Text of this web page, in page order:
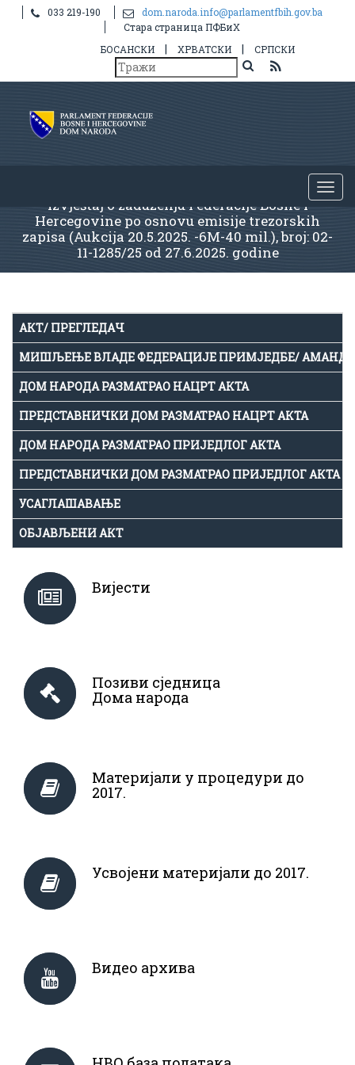
033 219-190
dom.naroda.info@parlamentfbih.gov.ba
Стара страница ПФБиХ
БОСАНСКИ
| ХРВАТСКИ | СРПСКИ
Izvještaj o zaduženju Federacije Bosne i
Hercegovine po osnovu emisije trezorskih
zapisa (Aukcija 20.5.2025. -6M-40 mil.), broj: 02-
11-1285/25 od 27.6.2025. godine
АКТ/ ПРЕГЛЕДАЧ
МИШЉЕЊЕ ВЛАДЕ ФЕДЕРАЦИЈЕ ПРИМЈЕДБЕ/
ДОМ НАРОДА РАЗМАТРАО НАЦРТ АКТА
ПРЕДСТАВНИЧКИ ДОМ РАЗМАТРАО НАЦРТ АКТА
ДОМ НАРОДА РАЗМАТРАО ПРИЈЕДЛОГ АКТА
ПРЕДСТАВНИЧКИ ДОМ РАЗМАТРАО ПРИЈЕДЛОГ АКТА
УСАГЛАШАВАЊЕ
ОБЈАВЉЕНИ АКТ
Вијести
Позиви сједница
Дома народа
Материјали у процедури до
2017.
Усвојени материјали до 2017.
Видео архива